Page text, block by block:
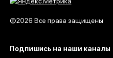
©2026 Все права защищены
Подпишись на наши каналы